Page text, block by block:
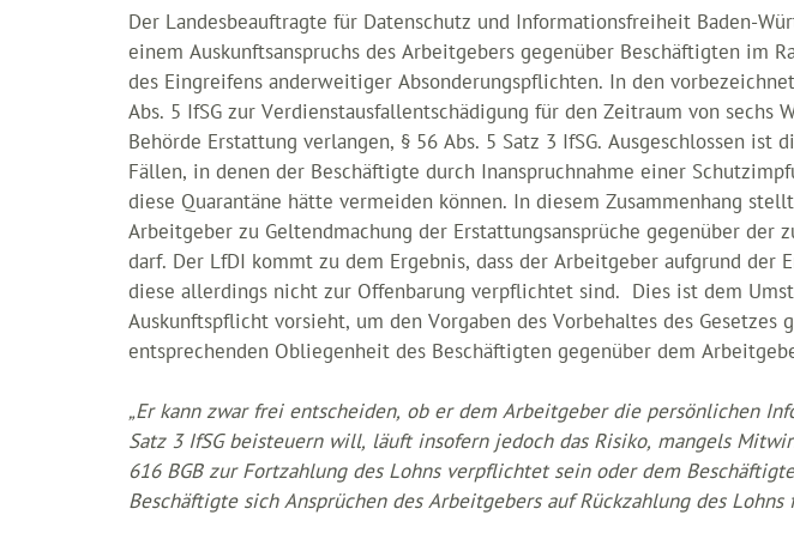
Der Landesbeauftragte für Datenschutz und Informationsfreiheit Baden-
einem Auskunftsanspruchs des Arbeitgebers gegenüber Beschäftigten im
des Eingreifens anderweitiger Absonderungspflichten. In den
Abs. 5 IfSG zur Verdienstausfallentschädigung für den Zeitraum von
Behörde Erstattung verlangen, § 56 Abs. 5 Satz 3 IfSG. Ausgeschlossen
Fällen, in denen der Beschäftigte durch Inanspruchnahme einer
diese Quarantäne hätte vermeiden können. In diesem Zusammenhang
Arbeitgeber zu Geltendmachung der Erstattungsansprüche gegenüber
darf. Der LfDI kommt zu dem Ergebnis, dass der Arbeitgeber aufgrund der
diese allerdings nicht zur Offenbarung verpflichtet sind. Dies ist dem
Auskunftspflicht vorsieht, um den Vorgaben des Vorbehaltes des
entsprechenden Obliegenheit des Beschäftigten gegenüber dem
„Er kann zwar frei entscheiden, ob er dem Arbeitgeber die persönlichen
Satz 3 IfSG beisteuern will, läuft insofern jedoch das Risiko, mangels
616 BGB zur Fortzahlung des Lohns verpflichtet sein oder dem
Beschäftigte sich Ansprüchen des Arbeitgebers auf Rückzahlung des